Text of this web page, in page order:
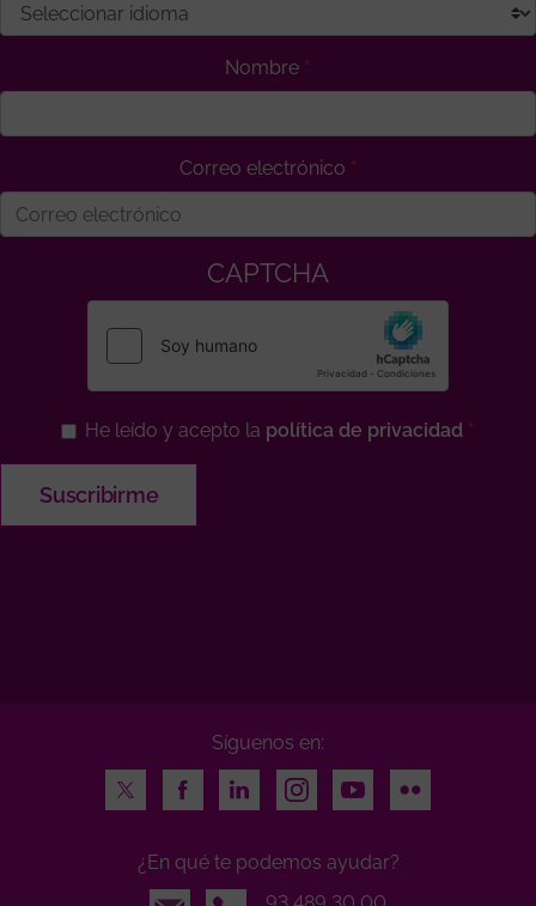
Nombre
Correo electrónico
CAPTCHA
He leído y acepto la política de privacidad
Síguenos en:
Twitter
FacebookLinkedInInstagramYoutubeFlickr
¿En qué te podemos ayudar?